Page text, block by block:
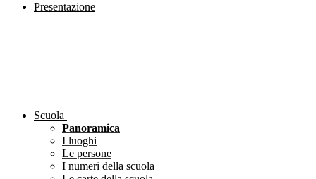
Presentazione
Scuola
Panoramica
I luoghi
Le persone
I numeri della scuola